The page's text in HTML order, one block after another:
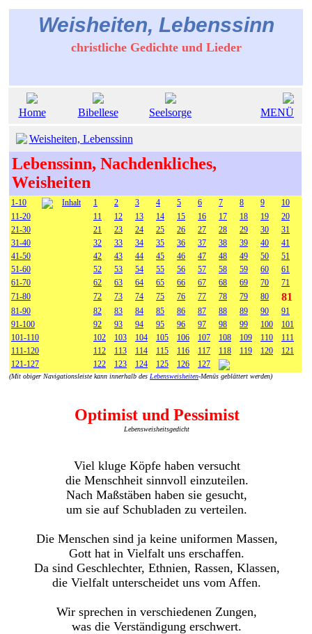
Weisheiten, Lebenssinn
christliche Gedichte und Lieder
Home Bibellese Seelsorge MENÜ
Weisheiten, Lebenssinn
Lebenssinn, Nachdenkliches,
Weisheiten
1-10 Inhalt 1 2 3 4 5 6 7 8 9
10
11-20
11 12 13 14 15 16 17 18 19
20
21-30
21 23 24 25 26 27 28 29 30
31
31-40
32 33 34 35 36 37 38 39 40
41
41-50
42 43 44 45 46 47 48 49 50
51
51-60
52 53 54 55 56 57 58 59 60
61
61-70
62 63 64 65 66 67 68 69 70
71
71-80
72 73 74 75 76 77 78 79 80 81
81-90 82 83 84 85 86 87 88 89 90
91
91-100
92 93 94 95 96 97 98 99 100
101
101-110
102 103 104 105 106 107 108 109 110
111
111-120
112 113 114 115 116 117 118 119 120
121
121-127
122 123 124 125 126 127
(Mit obiger Navigationsleiste kann innerhalb des Lebensweisheiten-Menüs geblättert werden)
Optimist und Pessimist
Lebensweisheitsgedicht
Viel kluge Köpfe haben versucht
die Menschheit sinnvoll einzuteilen.
Nach Maßstäben haben sie gesucht,
um sie auf Schubladen zu verteilen.
Die Menschen sind ja keine uniformen Massen,
Gott hat in Vielfalt uns erschaffen.
Da sind Geschlechter, Ethnien, Rassen, Klassen,
die Vielfalt unterscheidet uns vom Affen.
Wir sprechen in verschiedenen Zungen,
was die Verständigung erschwert.